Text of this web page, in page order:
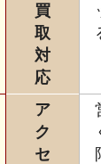
買
取
対
応
ア
ク
セ